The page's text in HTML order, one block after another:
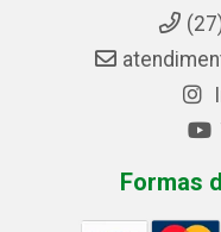
Formas